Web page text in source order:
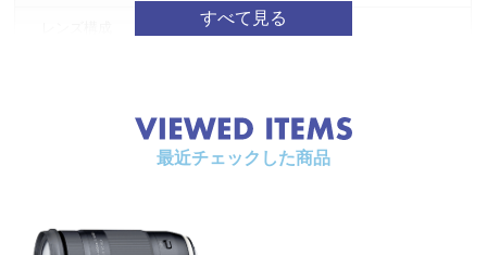
11群16枚
φ72mm
長さ*2 123.9mm
最近チェックした商品